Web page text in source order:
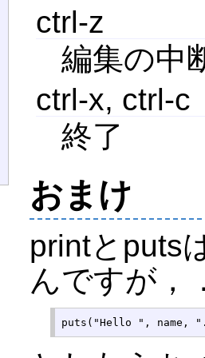
ctrl-z
編集の中
ctrl-x, ctrl-c
終了
おまけ
printとputs
んですが，
puts("Hello ", name,